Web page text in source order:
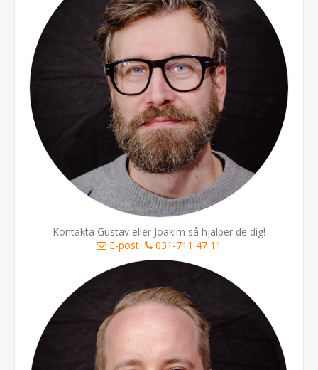
Kontakta Gustav eller Joakim så hjälper de dig!
E-post
031-711 47 11